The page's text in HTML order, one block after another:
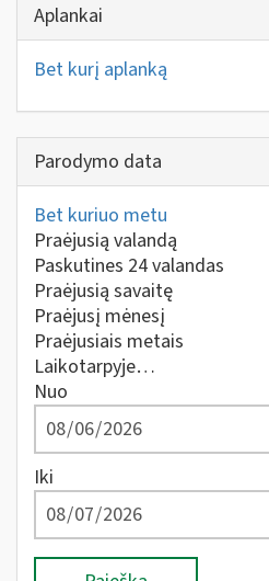
Aplankai
Bet kurį aplanką
Parodymo data
Bet kuriuo metu
Praėjusią valandą
Paskutines 24 valandas
Praėjusią savaitę
Praėjusį mėnesį
Praėjusiais metais
Laikotarpyje…
Nuo
Iki